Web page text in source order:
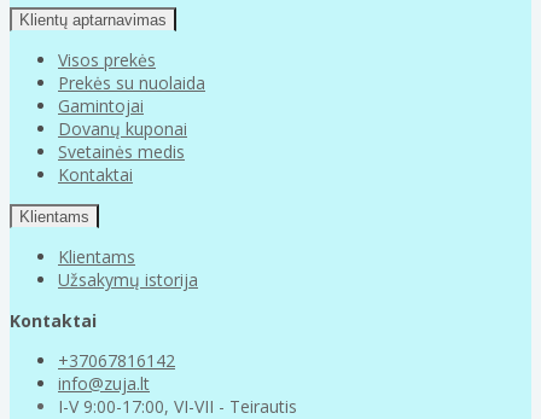
Klientų aptarnavimas
Visos prekės
Prekės su nuolaida
Gamintojai
Dovanų kuponai
Svetainės medis
Kontaktai
Klientams
Klientams
Užsakymų istorija
Kontaktai
+37067816142
info@zuja.lt
I-V 9:00-17:00, VI-VII - Teirautis